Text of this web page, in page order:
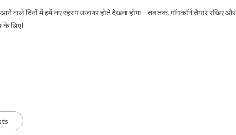
आने वाले दिनों में हमें नए रहस्य उजागर होते देखना होगा। तब तक, पॉपकॉर्न तैयार रखिए और
के लिए!